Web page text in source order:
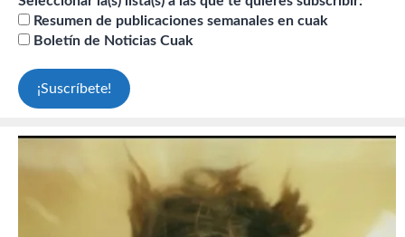
Resumen de publicaciones semanales en cuak
Boletín de Noticias Cuak